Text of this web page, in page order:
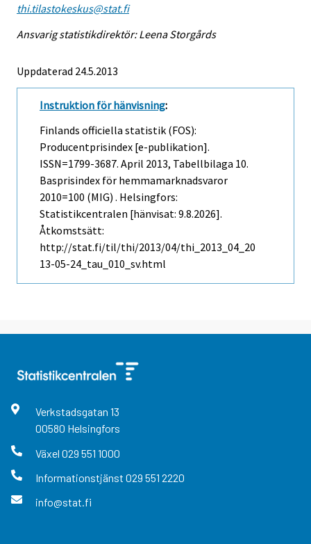
thi.tilastokeskus@stat.fi
Ansvarig statistikdirektör: Leena Storgårds
Uppdaterad 24.5.2013
Instruktion för hänvisning:
Finlands officiella statistik (FOS):
Producentprisindex [e-publikation].
ISSN=1799-3687. April 2013, Tabellbilaga 10.
Basprisindex för hemmamarknadsvaror
2010=100 (MIG) . Helsingfors:
Statistikcentralen [hänvisat: 9.8.2026].
Åtkomstsätt:
http://stat.fi/til/thi/2013/04/thi_2013_04_20
13-05-24_tau_010_sv.html
Verkstadsgatan 13
00580 Helsingfors
Växel 029 551 1000
Informationstjänst 029 551 2220
info@stat.fi